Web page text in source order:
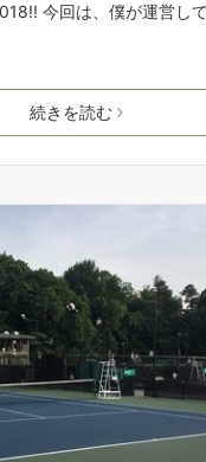
今回は、僕が運営し
続きを読む